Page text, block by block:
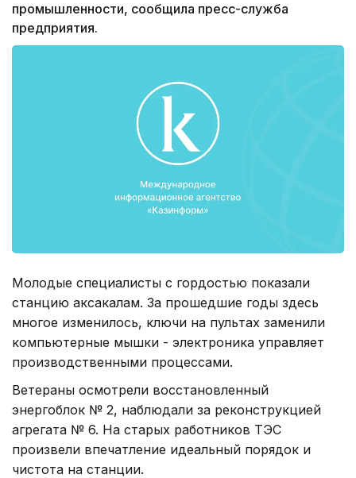
промышленности, сообщила пресс-служба
предприятия.
Молодые специалисты с гордостью показали
станцию аксакалам. За прошедшие годы здесь
многое изменилось, ключи на пультах заменили
компьютерные мышки - электроника управляет
производственными процессами.
Ветераны осмотрели восстановленный
энергоблок № 2, наблюдали за реконструкцией
агрегата № 6. На старых работников ТЭС
произвели впечатление идеальный порядок и
чистота на станции.